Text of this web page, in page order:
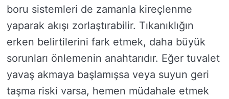
boru sistemleri de zamanla kireçlenme
yaparak akışı zorlaştırabilir. Tıkanıklığın
erken belirtilerini fark etmek, daha büyük
sorunları önlemenin anahtarıdır. Eğer tuvalet
yavaş akmaya başlamışsa veya suyun geri
taşma riski varsa, hemen müdahale etmek